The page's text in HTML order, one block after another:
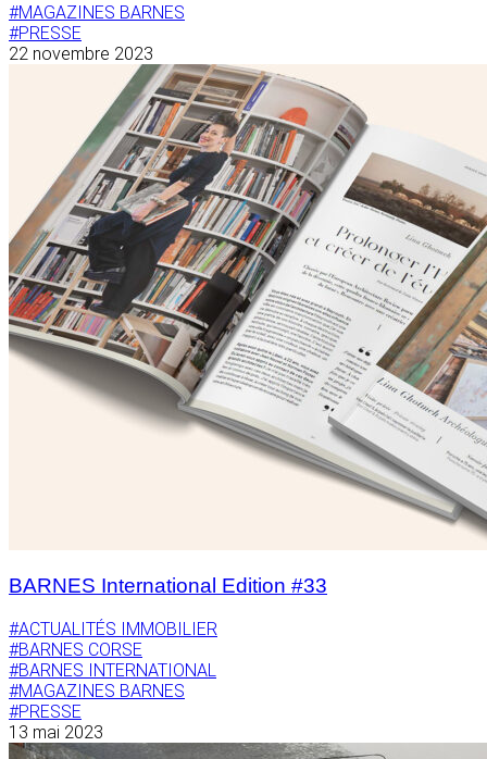
#MAGAZINES BARNES
#PRESSE
22 novembre 2023
BARNES International Edition #33
#ACTUALITÉS IMMOBILIER
#BARNES CORSE
#BARNES INTERNATIONAL
#MAGAZINES BARNES
#PRESSE
13 mai 2023